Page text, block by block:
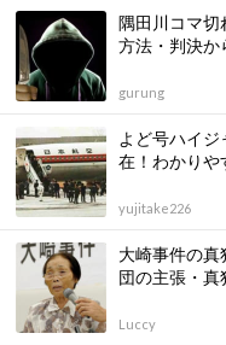
隅田川コマ切
方法・判決か
gurung
よど号ハイ
在！わかりや
yujitake226
大崎事件の
団の主張・真
Luccy